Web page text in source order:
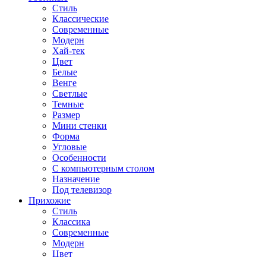
Стиль
Классические
Современные
Модерн
Хай-тек
Цвет
Белые
Венге
Светлые
Темные
Размер
Мини стенки
Форма
Угловые
Особенности
С компьютерным столом
Назначение
Под телевизор
Прихожие
Стиль
Классика
Современные
Модерн
Цвет